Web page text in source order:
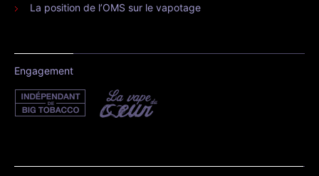
La position de l’OMS sur le vapotage
Engagement